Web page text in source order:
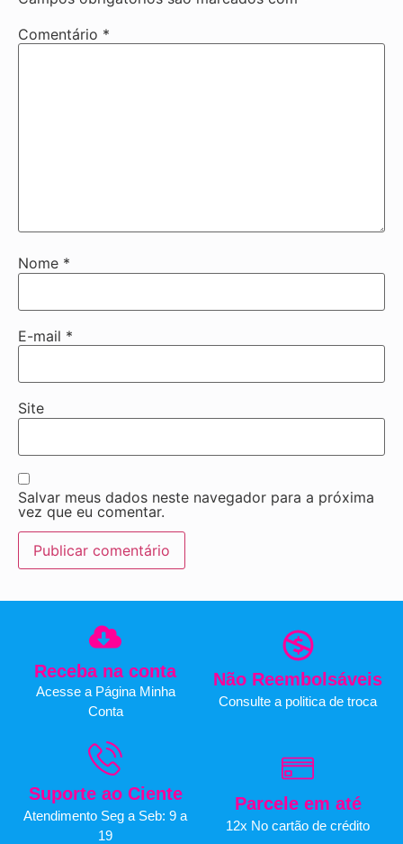
Comentário *
Nome *
E-mail *
Site
Salvar meus dados neste navegador para a próxima
vez que eu comentar.
Receba na conta
Acesse a Página Minha
Conta
Não Reembolsáveis
Consulte a politica de troca
Suporte ao Ciente
Atendimento Seg a Seb: 9 a
19
Parcele em até
12x No cartão de crédito